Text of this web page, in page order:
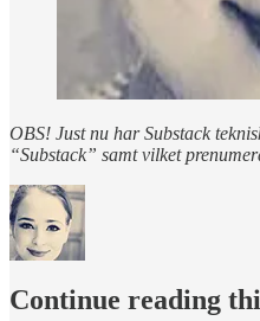
OBS! Just nu har Substack
“Substack” samt vilket
Continue reading